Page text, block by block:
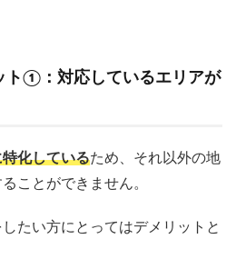
ト①：対応しているエリアが
化しているため、それ以外の地
ことができません。
たい方にとってはデメリットと